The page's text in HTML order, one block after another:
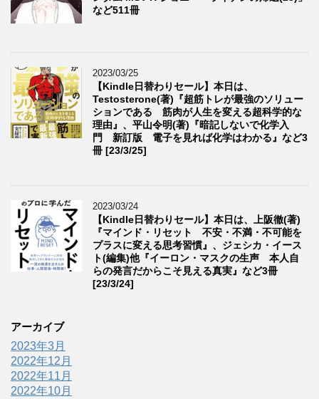
など511冊
2023/03/25
【Kindle日替わりセール】本日は、
Testosterone(著)『超筋トレが最強のソリュー
ションである 筋肉が人生を変える超科学的な
理由』、平山令明(著)『暗記しないで化学入
門 新訂版 電子を見れば化学はわかる』など3
冊 [23/3/25]
2023/03/24
【Kindle日替わりセール】本日は、上阪徹(著)
『マインド・リセット 不安・不満・不可能を
プラスに変える思考習慣』、ジェシカ・イース
ト(編集)他『イーロン・マスクの生声 本人自
らの発言だからこそ見える真実』など3冊
[23/3/24]
アーカイブ
2023年3月
2022年12月
2022年11月
2022年10月